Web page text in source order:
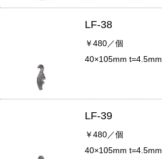
LF-38
￥480／個
40×105mm t=4.5mm
LF-39
￥480／個
40×105mm t=4.5mm